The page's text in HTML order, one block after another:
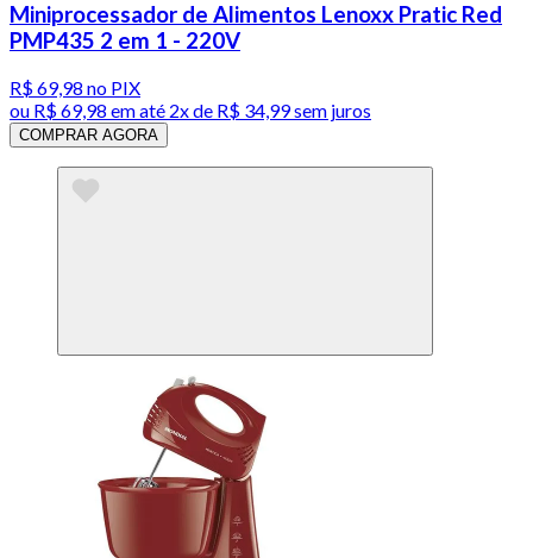
Miniprocessador de Alimentos Lenoxx Pratic Red
PMP435 2 em 1 - 220V
R$ 69,98 no PIX
ou R$ 69,98 em até 2x de R$ 34,99 sem juros
COMPRAR AGORA